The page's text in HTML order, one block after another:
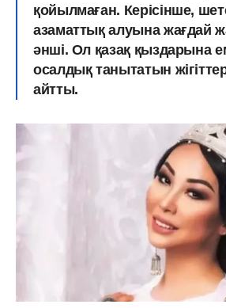
қойылмаған. Керісінше,
азаматтық алуына жағдай
әнші. Ол қазақ қыздарына
осалдық танытатын
айтты.